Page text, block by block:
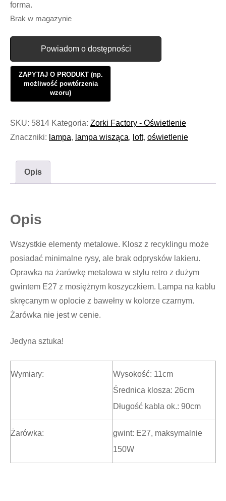
forma.
Brak w magazynie
Powiadom o dostępności
SKU: 5814 Kategoria: Zorki Factory - Oświetlenie
Znaczniki: lampa, lampa wisząca, loft, oświetlenie
Opis
Opis
Wszystkie elementy metalowe. Klosz z recyklingu może
posiadać minimalne rysy, ale brak odprysków lakieru.
Oprawka na żarówkę metalowa w stylu retro z dużym
gwintem E27 z mosiężnym koszyczkiem. Lampa na kablu
skręcanym w oplocie z bawełny w kolorze czarnym.
Żarówka nie jest w cenie.
Jedyna sztuka!
Wymiary:
Wysokość: 11cm
Średnica klosza: 26cm
Długość kabla ok.: 90cm
Żarówka:
gwint: E27, maksymalnie
150W